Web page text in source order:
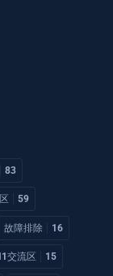
83
59
故障排除 16
交流区 15